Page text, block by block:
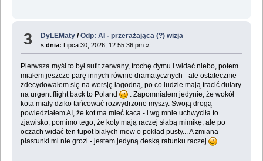
3 DyLEMaty /Odp: AI - przerażająca (?) wizja
«dnia: Lipca 30, 2026, 12:55:36 pm »
Pierwsza myśl to był sufit zerwany, trochę dymu i widać niebo, potem
miałem jeszcze parę innych równie dramatycznych - ale ostatecznie
zdecydowałem się na wersję łagodną, po co ludzie mają tracić dulary
na urgent flight back to Poland
. Zapomniałem jedynie, że wokół
kota miały dziko tańcować rozwydrzone myszy. Swoją drogą
powiedziałem AI, że kot ma mieć kaca - i wg mnie uchwyciła to
zjawisko, pomimo tego, że koty mają raczej słabą mimikę, ale po
oczach widać ten tupot białych mew o pokład pusty... A zmiana
piastunki mi nie grozi - jestem jedyną deską ratunku raczej
...